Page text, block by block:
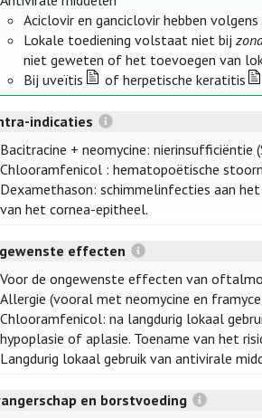
Aciclovir en ganciclovir hebben
Lokale toediening volstaat niet bij
niet geweten of het toevoegen van
Bij uveïtis
of herpetische keratitis
indicaties
Bacitracine + neomycine: nierinsufficiëntie
Chlooramfenicol : hematopoëtische
Dexamethason: schimmelinfecties aan
van het cornea-epitheel.
effecten
Voor de ongewenste effecten van
Allergie (vooral met neomycine en
Chlooramfenicol: na langdurig lokaal
hypoplasie of aplasie. Toename van het
Langdurig lokaal gebruik van antivirale
en borstvoeding